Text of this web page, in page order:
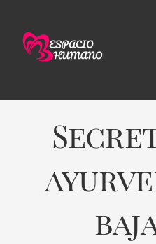
contenido